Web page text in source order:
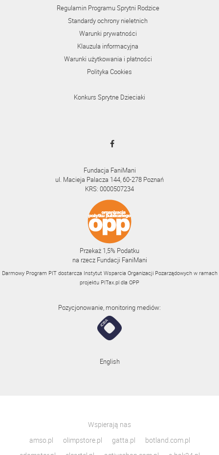
Regulamin Programu Sprytni Rodzice
Standardy ochrony nieletnich
Warunki prywatności
Klauzula informacyjna
Warunki użytkowania i płatności
Polityka Cookies
Konkurs Sprytne Dzieciaki
Fundacja FaniMani
ul. Macieja Palacza 144, 60-278 Poznań
KRS: 0000507234
Przekaż 1,5% Podatku
na rzecz Fundacji FaniMani
Darmowy Program PIT dostarcza Instytut Wsparcia Organizacji Pozarządowych w ramach
projektu PITax.pl dla OPP
Pozycjonowanie, monitoring mediów:
English
Wspierają nas
amso.pl
olimpstore.pl gatta.pl
botland.com.pl